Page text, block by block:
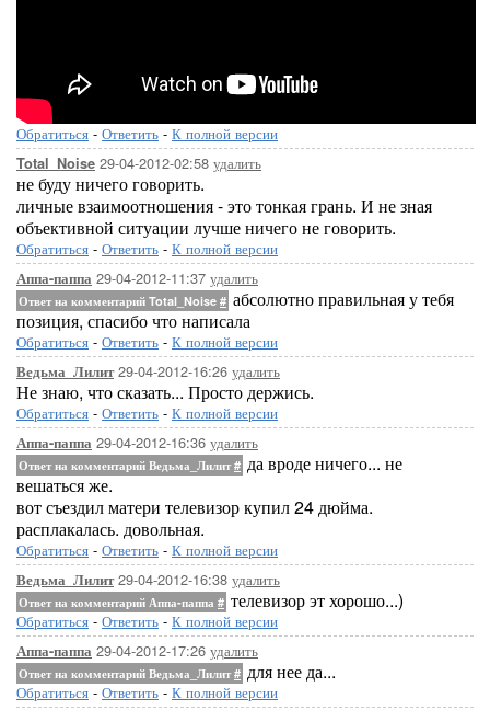
Обратиться - Ответить - К полной версии
Total_Noise 29-04-2012-02:58 удалить
не буду ничего говорить.
личные взаимоотношения - это тонкая грань. И не зная
объективной ситуации лучше ничего не говорить.
Обратиться - Ответить - К полной версии
Аппа-паппа 29-04-2012-11:37 удалить
Ответ на комментарий Total_Noise # абсолютно правильная у тебя
позиция, спасибо что написала
Обратиться - Ответить - К полной версии
Ведьма_Лилит29-04-2012-16:26 удалить
Не знаю, что сказать... Просто держись.
Обратиться - Ответить - К полной версии
Аппа-паппа 29-04-2012-16:36 удалить
Ответ на комментарий Ведьма_Лилит# да вроде ничего... не
вешаться же.
вот съездил матери телевизор купил 24 дюйма.
расплакалась. довольная.
Обратиться - Ответить - К полной версии
Ведьма_Лилит29-04-2012-16:38 удалить
Ответ на комментарий Аппа-паппа # телевизор эт хорошо...)
Обратиться - Ответить - К полной версии
Аппа-паппа 29-04-2012-17:26 удалить
Ответ на комментарий Ведьма_Лилит# для нее да...
Обратиться - Ответить - К полной версии